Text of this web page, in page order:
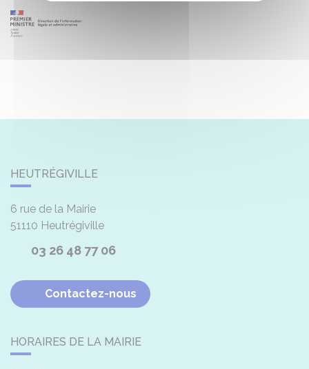
HEUTRÉGIVILLE
6 rue de la Mairie
51110 Heutrégiville
03 26 48 77 06
Contactez-nous
HORAIRES DE LA MAIRIE